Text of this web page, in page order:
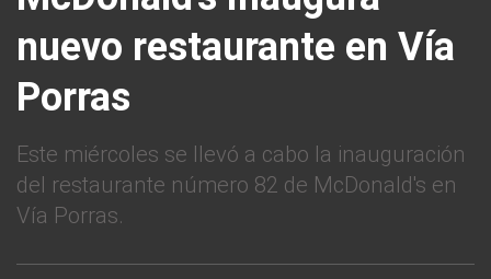
nuevo restaurante en Vía
Porras
Este miércoles se llevó a cabo la inauguración
del restaurante número 82 de McDonald's en
Vía Porras.